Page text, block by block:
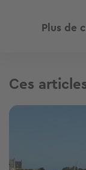
Plus de
Ces
Image